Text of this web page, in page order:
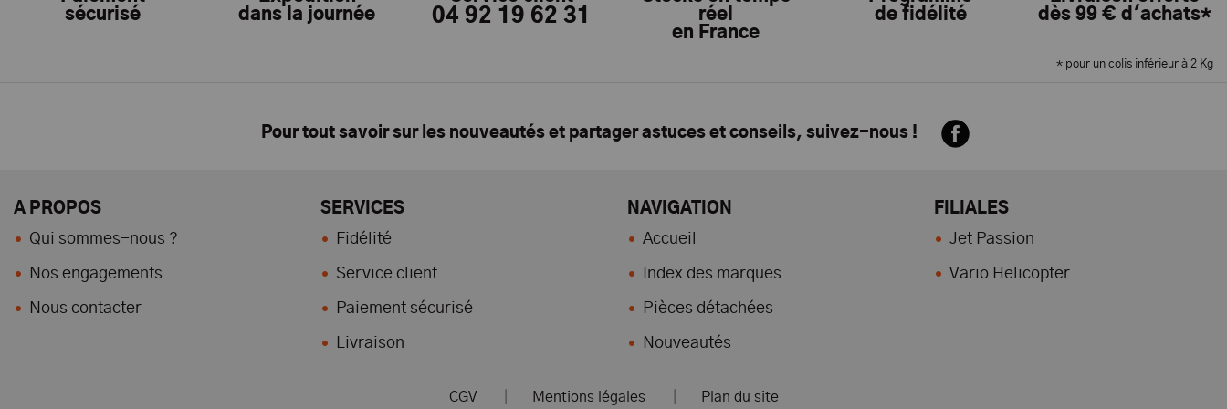
sécurisé
dans la journée
04 92 19 62 31
réel
en France
de fidélité
dès 99 € d'achats*
* pour un colis inférieur à 2 Kg
Pour tout savoir sur les nouveautés et partager astuces et conseils, suivez-nous !
A PROPOS
Qui sommes-nous ?
Nos engagements
Nous contacter
SERVICES
Fidélité
Service client
Paiement sécurisé
Livraison
NAVIGATION
Accueil
Index des marques
Pièces détachées
Nouveautés
FILIALES
Jet Passion
Vario Helicopter
CGV Mentions légales Plan du site